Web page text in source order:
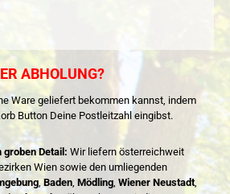
ABHOLUNG?
Ware geliefert bekommen kannst, indem
Button Deine Postleitzahl eingibst.
Detail: Wir liefern österreichweit
Wien sowie den umliegenden
, Baden, Mödling, Wiener Neustadt,